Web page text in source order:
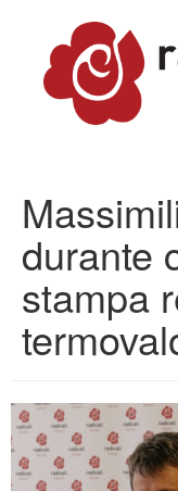
durante
stampa